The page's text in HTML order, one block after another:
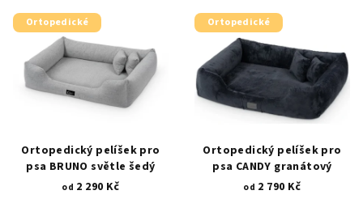
Ortopedické
Ortopedický pelíšek pro
psa BRUNO světle šedý
od 2 290 Kč
Ortopedické
Ortopedický pelíšek pro
psa CANDY granátový
od 2 790 Kč